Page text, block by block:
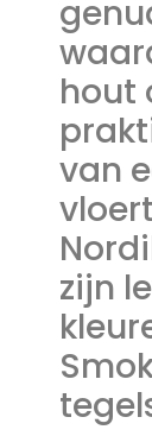
hout
van
zijn